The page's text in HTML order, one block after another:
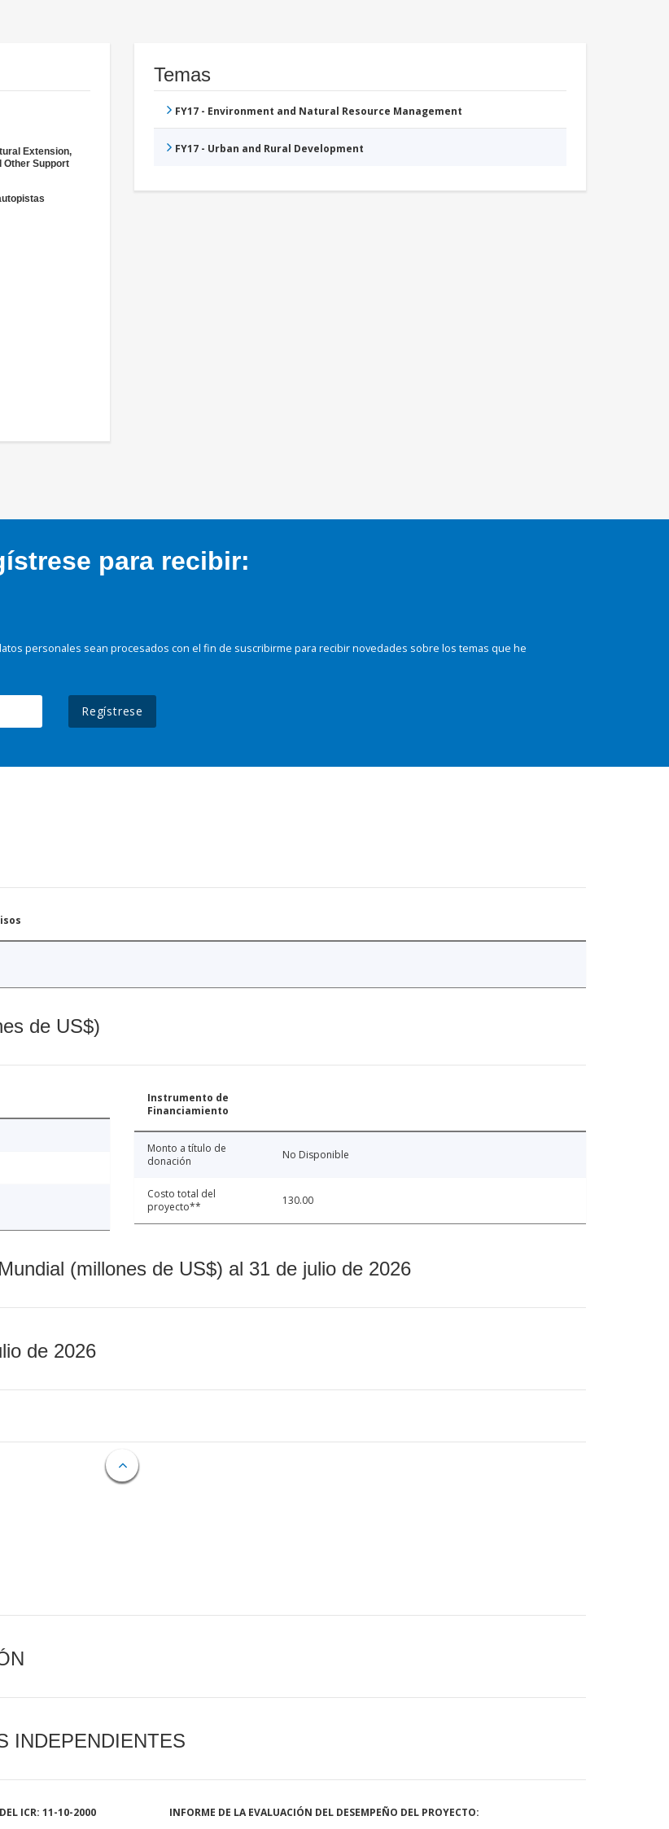
Extension,
Other Support
Temas
FY17 - Environment and Natural Resource Management
FY17 - Urban and Rural Development
para recibir:
personales sean procesados con el fin de suscribirme para recibir novedades sobre los temas que he
Regístrese
de US$)
Instrumento de
Financiamiento
Monto a título de
donación
No Disponible
Costo total del
proyecto**
130.00
(millones de US$) al 31 de julio de 2026
de 2026
INDEPENDIENTES
ICR: 11-10-2000 INFORME DE LA EVALUACIÓN DEL DESEMPEÑO DEL PROYECTO: